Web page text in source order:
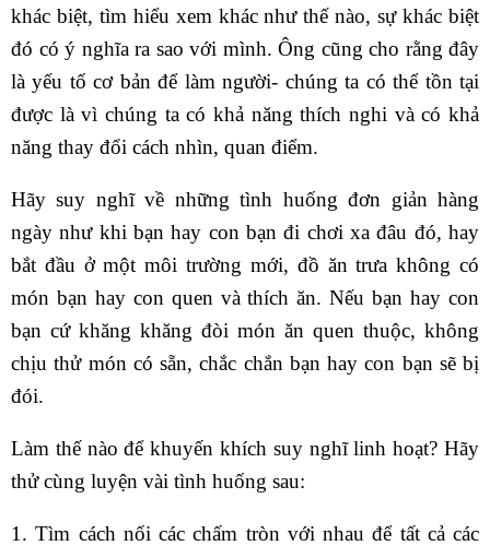
khác biệt, tìm hiểu xem khác như thế nào, sự khác biệt
đó có ý nghĩa ra sao với mình. Ông cũng cho rằng đây
là yếu tố cơ bản để làm người- chúng ta có thể tồn tại
được là vì chúng ta có khả năng thích nghi và có khả
năng thay đổi cách nhìn, quan điểm.
Hãy suy nghĩ về những tình huống đơn giản hàng
ngày như khi bạn hay con bạn đi chơi xa đâu đó, hay
bắt đầu ở một môi trường mới, đồ ăn trưa không có
món bạn hay con quen và thích ăn. Nếu bạn hay con
bạn cứ khăng khăng đòi món ăn quen thuộc, không
chịu thử món có sẵn, chắc chắn bạn hay con bạn sẽ bị
đói.
Làm thế nào để khuyến khích suy nghĩ linh hoạt? Hãy
thử cùng luyện vài tình huống sau:
1. Tìm cách nối các chấm tròn với nhau để tất cả các